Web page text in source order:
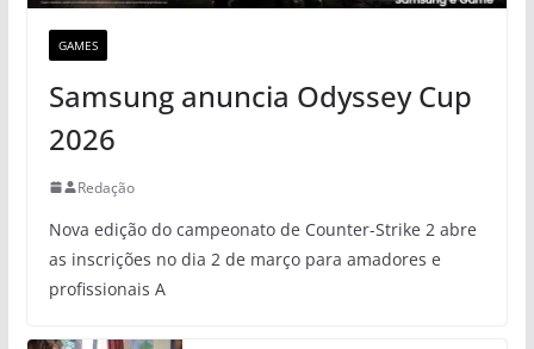
GAMES
Samsung anuncia Odyssey Cup
2026
Redação
Nova edição do campeonato de Counter-Strike 2 abre
as inscrições no dia 2 de março para amadores e
profissionais A